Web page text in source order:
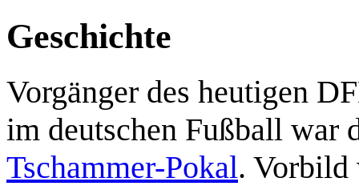
Geschichte
Vorgänger des heutigen
im deutschen Fußball war
Tschammer-Pokal. Vorbild